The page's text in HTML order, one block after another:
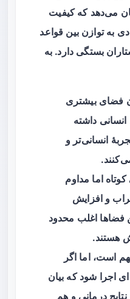
می‌دهد که کیفیت
به توازن بین قواعد
بستگی دارد. به
فضای بیشتری
داشته
انسانی‌تر و
اما مداوم
و افزایش
فضاها اغلب محدود
هستند.
است، اما اگر
اجرا شود که بیان
درمانی و هم